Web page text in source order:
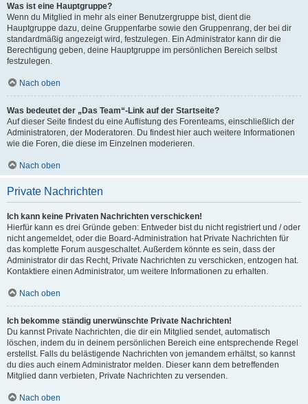
Was ist eine Hauptgruppe?
Wenn du Mitglied in mehr als einer Benutzergruppe bist, dient die
Hauptgruppe dazu, deine Gruppenfarbe sowie den Gruppenrang, der bei dir
standardmäßig angezeigt wird, festzulegen. Ein Administrator kann dir die
Berechtigung geben, deine Hauptgruppe im persönlichen Bereich selbst
festzulegen.
Nach oben
Was bedeutet der „Das Team“-Link auf der Startseite?
Auf dieser Seite findest du eine Auflistung des Forenteams, einschließlich der
Administratoren, der Moderatoren. Du findest hier auch weitere Informationen
wie die Foren, die diese im Einzelnen moderieren.
Nach oben
Private Nachrichten
Ich kann keine Privaten Nachrichten verschicken!
Hierfür kann es drei Gründe geben: Entweder bist du nicht registriert und / oder
nicht angemeldet, oder die Board-Administration hat Private Nachrichten für
das komplette Forum ausgeschaltet. Außerdem könnte es sein, dass der
Administrator dir das Recht, Private Nachrichten zu verschicken, entzogen hat.
Kontaktiere einen Administrator, um weitere Informationen zu erhalten.
Nach oben
Ich bekomme ständig unerwünschte Private Nachrichten!
Du kannst Private Nachrichten, die dir ein Mitglied sendet, automatisch
löschen, indem du in deinem persönlichen Bereich eine entsprechende Regel
erstellst. Falls du belästigende Nachrichten von jemandem erhältst, so kannst
du dies auch einem Administrator melden. Dieser kann dem betreffenden
Mitglied dann verbieten, Private Nachrichten zu versenden.
Nach oben